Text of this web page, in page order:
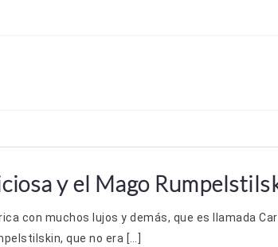
y el Mago
con muchos lujos y demás, que es llamada
que no era […]